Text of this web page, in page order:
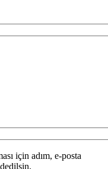
için adım, e-posta